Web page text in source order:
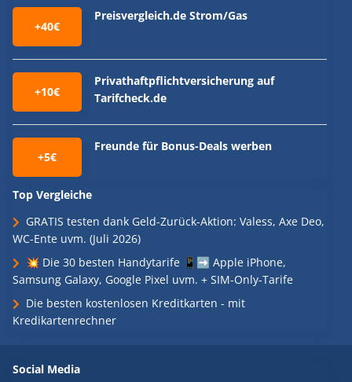
+40€
Preisvergleich.de Strom/Gas
+10€
Privathaftpflichtversicherung auf
Tarifcheck.de
+5€
Freunde für Bonus-Deals werben
Top Vergleiche
GRATIS testen dank Geld-Zurück-Aktion: Valess, Axe Deo,
WC-Ente uvm. (Juli 2026)
💥 Die 30 besten Handytarife 📱➡️ Apple iPhone,
Samsung Galaxy, Google Pixel uvm. + SIM-Only-Tarife
Die besten kostenlosen Kreditkarten - mit
Kredikartenrechner
Social Media